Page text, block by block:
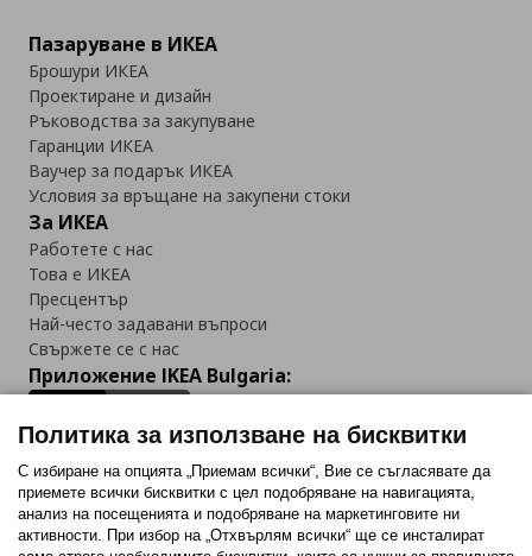
Пазаруване в ИКЕА
Брошури ИКЕА
Проектиране и дизайн
Ръководства за закупуване
Гаранции ИКЕА
Ваучер за подарък ИКЕА
Условия за връщане на закупени стоки
За ИКЕА
Работете с нас
Това е ИКЕА
Пресцентър
Най-често задавани въпроси
Свържете се с нас
Приложение IKEA Bulgaria:
Последвайте ни:
FacebookTwitterYoutubePinterestInstagram
Политика за използване на бисквитки
С избиране на опцията „Приемам всички“, Вие се съгласявате да
приемете всички бисквитки с цел подобряване на навигацията,
анализ на посещенията и подобряване на маркетинговите ни
активности. При избор на „Отхвърлям всички“ ще се инсталират